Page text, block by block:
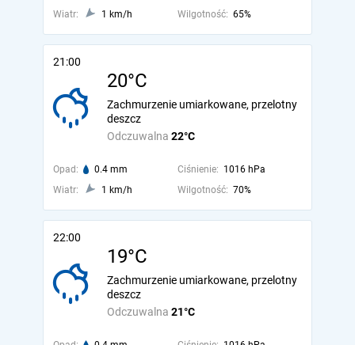
Wiatr:
1 km/h Wilgotność: 65%
21:00
20°C
Odczuwalna 22°C
Zachmurzenie umiarkowane, przelotny
deszcz
Opad: 0.4 mm Ciśnienie: 1016 hPa
Wiatr:
1 km/h Wilgotność: 70%
22:00
19°C
Odczuwalna 21°C
Zachmurzenie umiarkowane, przelotny
deszcz